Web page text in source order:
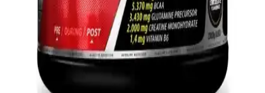
TRN Life Masaj Yastığı, ısıtmalı ve ovmalı özellikleriyle vücut
kıvrımlarına uyum sağlayarak kasları gevşetir, ağrıları hafifletir ve
rahatlama sağlar. Çok fonksiyonlu tasarımıyla ev ve ofis kullanımına
uygundur.
Organik Sri Lanka Hindistan Cevizi Yağı: Çok
Yönlü Kullanım ve Sağlık Faydaları